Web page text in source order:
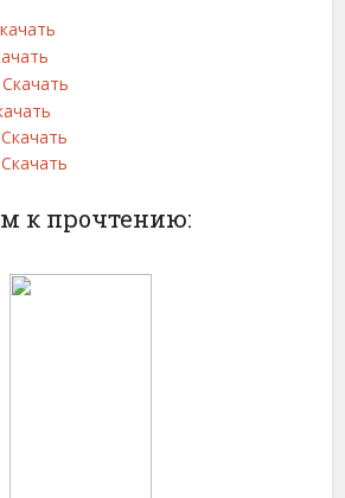
Скачать
Скачать
Скачать
к прочтению: